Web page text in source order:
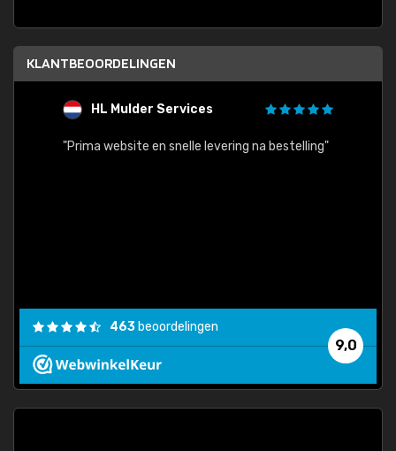
KLANTBEOORDELINGEN
HL Mulder Services
"Prima website en snelle levering na bestelling"
9,0
463 beoordelingen